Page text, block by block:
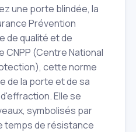
une porte blindée, la
Prévention
de qualité et de
CNPP (Centre National
cette norme
de la porte et de sa
Elle se
symbolisés par
temps de résistance